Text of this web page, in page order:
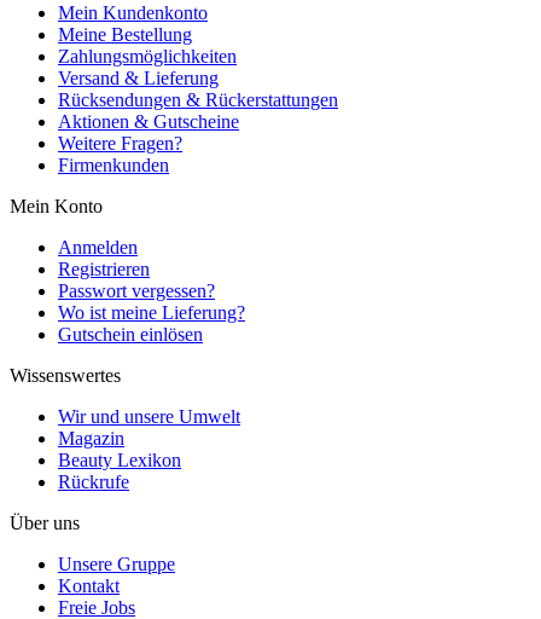
Mein Kundenkonto
Meine Bestellung
Zahlungsmöglichkeiten
Versand & Lieferung
Rücksendungen & Rückerstattungen
Aktionen & Gutscheine
Weitere Fragen?
Firmenkunden
Mein Konto
Anmelden
Registrieren
Passwort vergessen?
Wo ist meine Lieferung?
Gutschein einlösen
Wissenswertes
Wir und unsere Umwelt
Magazin
Beauty Lexikon
Rückrufe
Über uns
Unsere Gruppe
Kontakt
Freie Jobs